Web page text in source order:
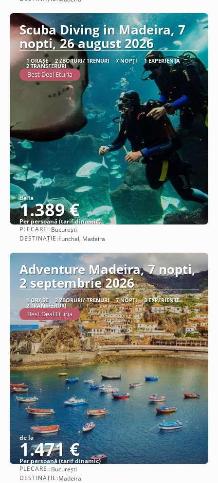
Scuba Diving in Madeira, 7
nopti, 26 august 2026
1 ORAȘE 2 ZBORURI/ TRENURI 7 NOPȚI 1 EXPERIENȚĂ
2 TRANSFERURI
Best Deal Eturia
de la
1.389 €
Per persoană (tarif dinamic)
PLECARE::București
DESTINAȚIE:Funchal, Madeira
Adventure Madeira, 7 nopti,
2 septembrie 2026
1 ORAȘE 2 ZBORURI/ TRENURI 7 NOPȚI 3 EXPERIENȚE
2 TRANSFERURI
Best Deal Eturia
de la
1.471 €
Per persoană (tarif dinamic)
PLECARE::București
DESTINAȚIE:Madeira